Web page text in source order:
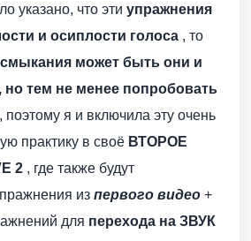
указано, что эти упражнения
и осиплости голоса , то
может быть они и
но тем не менее попробовать
, поэтому я и включила эту очень
практику в своё ВТОРОЕ
2 , где также будут
из первого видео +
для перехода на ЗВУК